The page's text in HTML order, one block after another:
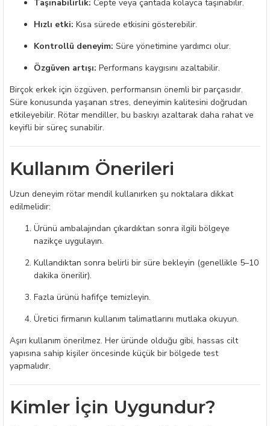
Taşınabilirlik: Cepte veya çantada kolayca taşınabilir.
Hızlı etki: Kısa sürede etkisini gösterebilir.
Kontrollü deneyim: Süre yönetimine yardımcı olur.
Özgüven artışı: Performans kaygısını azaltabilir.
Birçok erkek için özgüven, performansın önemli bir parçasıdır.
Süre konusunda yaşanan stres, deneyimin kalitesini doğrudan
etkileyebilir. Rötar mendiller, bu baskıyı azaltarak daha rahat ve
keyifli bir süreç sunabilir.
Kullanım Önerileri
Uzun deneyim rötar mendil kullanırken şu noktalara dikkat
edilmelidir:
Ürünü ambalajından çıkardıktan sonra ilgili bölgeye
nazikçe uygulayın.
Kullandıktan sonra belirli bir süre bekleyin (genellikle 5–10
dakika önerilir).
Fazla ürünü hafifçe temizleyin.
Üretici firmanın kullanım talimatlarını mutlaka okuyun.
Aşırı kullanım önerilmez. Her üründe olduğu gibi, hassas cilt
yapısına sahip kişiler öncesinde küçük bir bölgede test
yapmalıdır.
Kimler İçin Uygundur?